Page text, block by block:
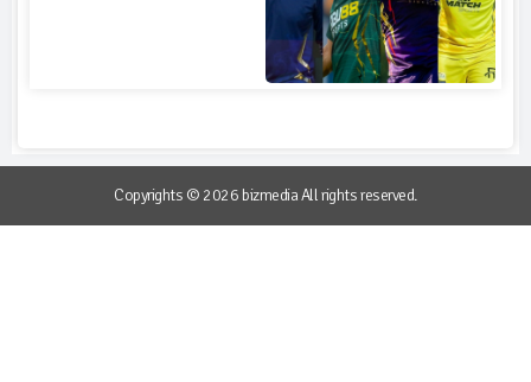
Copyrights © 2026 bizmedia All rights reserved.